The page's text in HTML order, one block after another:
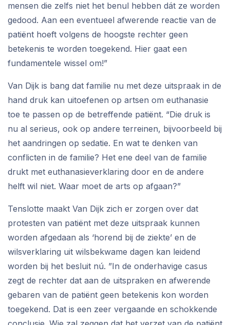
mensen die zelfs niet het benul hebben dát ze worden
gedood. Aan een eventueel afwerende reactie van de
patiënt hoeft volgens de hoogste rechter geen
betekenis te worden toegekend. Hier gaat een
fundamentele wissel om!”
Van Dijk is bang dat familie nu met deze uitspraak in de
hand druk kan uitoefenen op artsen om euthanasie
toe te passen op de betreffende patiënt. “Die druk is
nu al serieus, ook op andere terreinen, bijvoorbeeld bij
het aandringen op sedatie. En wat te denken van
conflicten in de familie? Het ene deel van de familie
drukt met euthanasieverklaring door en de andere
helft wil niet. Waar moet de arts op afgaan?”
Tenslotte maakt Van Dijk zich er zorgen over dat
protesten van patiënt met deze uitspraak kunnen
worden afgedaan als ‘horend bij de ziekte’ en de
wilsverklaring uit wilsbekwame dagen kan leidend
worden bij het besluit nú. ”In de onderhavige casus
zegt de rechter dat aan de uitspraken en afwerende
gebaren van de patiënt geen betekenis kon worden
toegekend. Dat is een zeer vergaande en schokkende